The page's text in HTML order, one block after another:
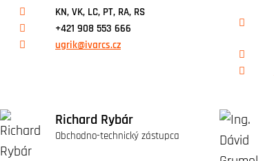
KN, VK, LC, PT, RA, RS
+421 908 553 666
ugrik@ivarcs.cz
Richard Rybár
Obchodno-technický zástupca